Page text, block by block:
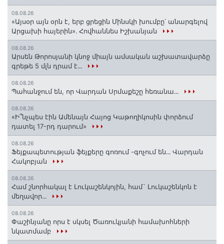
08.08.26
«Այսօր այն օրն է, երբ ցրեցին Մինսկի խումբը՝ անարգելով
Արցախի հայերին»․ Հովհաննես Իշխանյան
08.08.26
Արսեն Թորոսյանի կնոջ միայն ամսական աշխատավարձը
գրեթե 5 մլն դրամ է․․․
08.08.26
Պահանջում են, որ Վարդան Սրմաքեշը հեռանա․․․
08.08.26
«Ի՞նչպես էին Ամենայն Հայոց Կաթողիկոսին փորձում
դատել 17-րդ դարում»
08.08.26
Ֆեյքապետության ֆեյքերը գոռում -գոչում են․․․ Վարդան
Հակոբյան
08.08.26
Համ շնորհակալ է Լուկաշենկոյին, համ` Լուկաշենկոն է
մեղավոր․․․
08.08.26
Փաշինյանը որս է սկսել Ծառուկյանի համախոհների
նկատմամբ